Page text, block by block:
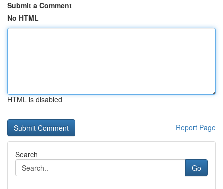
Submit a Comment
No HTML
HTML is disabled
Report Page
Search
Go